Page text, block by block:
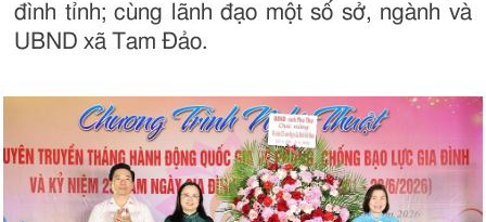
đình tỉnh; cùng lãnh đạo một số sở, ngành và
UBND xã Tam Đảo.